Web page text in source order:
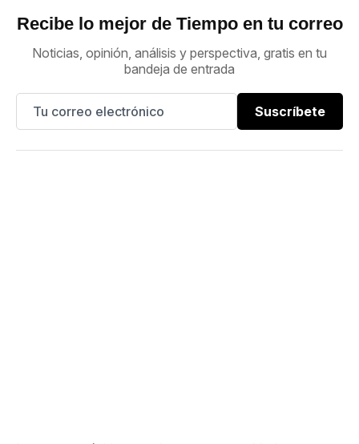
Recibe lo mejor de Tiempo en tu correo
Noticias, opinión, análisis y perspectiva, gratis en tu
bandeja de entrada
Suscríbete